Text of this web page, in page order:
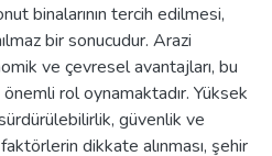
binalarının tercih edilmesi,
bir sonucudur. Arazi
ve çevresel avantajları, bu
rol oynamaktadır. Yüksek
güvenlik ve
dikkate alınması, şehir